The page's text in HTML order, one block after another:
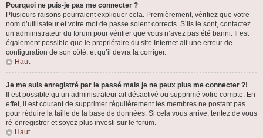
Pourquoi ne puis-je pas me connecter ?
Plusieurs raisons pourraient expliquer cela. Premièrement, vérifiez que votre
nom d’utilisateur et votre mot de passe soient corrects. S’ils le sont, contactez
un administrateur du forum pour vérifier que vous n’avez pas été banni. Il est
également possible que le propriétaire du site Internet ait une erreur de
configuration de son côté, et qu’il devra la corriger.
Haut
Je me suis enregistré par le passé mais je ne peux plus me connecter ?!
Il est possible qu’un administrateur ait désactivé ou supprimé votre compte. En
effet, il est courant de supprimer régulièrement les membres ne postant pas
pour réduire la taille de la base de données. Si cela vous arrive, tentez de vous
ré-enregistrer et soyez plus investi sur le forum.
Haut